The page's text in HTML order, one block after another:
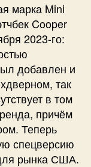
марка Mini
Cooper
2023-го:
добавлен и
так
в том
причём
Теперь
спецверсию
рынка США.